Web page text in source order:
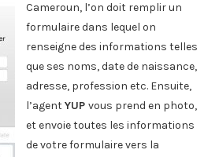
Cameroun, l’on doit remplir un
formulaire dans lequel on
renseigne des informations telles
que ses noms, date de naissance,
adresse, profession etc. Ensuite,
l’agentYUP vous prend en photo,
et envoie toutes les informations
de votre formulaire vers la